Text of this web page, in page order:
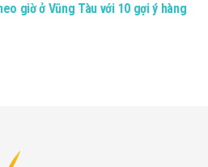
giờ ở Vũng Tàu với 10 gợi ý hàng